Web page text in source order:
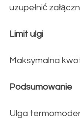
uzupełnić
Limit ulgi
​Maksymalna
Podsumowanie
​Ulga